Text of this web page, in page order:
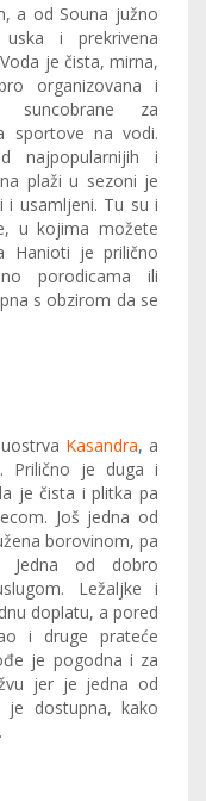
a od Souna južno
i prekrivena
je čista, mirna,
organizovana i
suncobrane za
sportove na vodi.
najpopularnijih i
plaži u sezoni je
usamljeni. Tu su i
u kojima možete
Hanioti je prilično
porodicama ili
s obzirom da se
Kasandra, a
Prilično je duga i
je čista i plitka pa
Još jedna od
borovinom, pa
Jedna od dobro
Ležaljke i
doplatu, a pored
i druge prateće
je pogodna i za
jer je jedna od
je dostupna, kako